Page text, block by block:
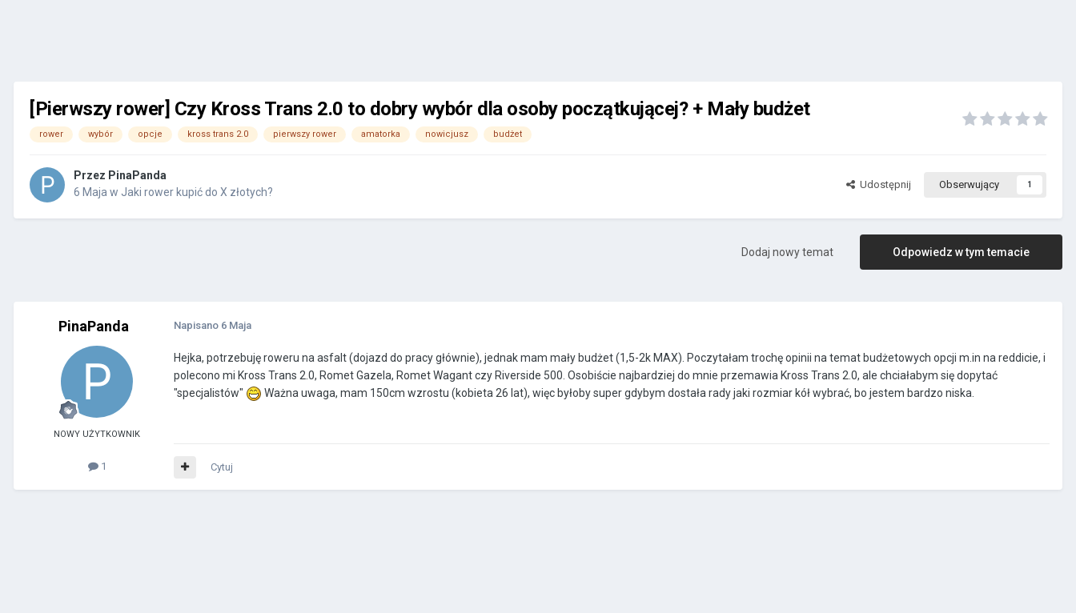
[Pierwszy rower] Czy Kross Trans 2.0 to dobry wybór dla osoby początkującej? + Mały budżet
rower wybór opcje kross trans 2.0 pierwszy rower amatorka nowicjusz budżet
Przez PinaPanda
6 Maja w Jaki rower kupić do X złotych?
Udostępnij Obserwujący 1
Odpowiedz w tym temacie
Dodaj nowy temat
PinaPanda
NOWY UŻYTKOWNIK
1
Napisano 6 Maja
Hejka, potrzebuję roweru na asfalt (dojazd do pracy głównie), jednak mam mały budżet (1,5-2k MAX). Poczytałam trochę opinii na temat budżetowych opcji m.in na reddicie, i
polecono mi Kross Trans 2.0, Romet Gazela, Romet Wagant czy Riverside 500. Osobiście najbardziej do mnie przemawia Kross Trans 2.0, ale chciałabym się dopytać
"specjalistów"
Ważna uwaga, mam 150cm wzrostu (kobieta 26 lat), więc byłoby super gdybym dostała rady jaki rozmiar kół wybrać, bo jestem bardzo niska.
Cytuj